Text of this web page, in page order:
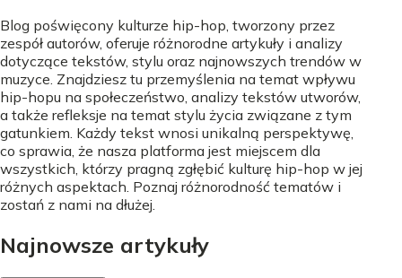
Blog poświęcony kulturze hip-hop, tworzony przez
zespół autorów, oferuje różnorodne artykuły i analizy
dotyczące tekstów, stylu oraz najnowszych trendów w
muzyce. Znajdziesz tu przemyślenia na temat wpływu
hip-hopu na społeczeństwo, analizy tekstów utworów,
a także refleksje na temat stylu życia związane z tym
gatunkiem. Każdy tekst wnosi unikalną perspektywę,
co sprawia, że nasza platforma jest miejscem dla
wszystkich, którzy pragną zgłębić kulturę hip-hop w jej
różnych aspektach. Poznaj różnorodność tematów i
zostań z nami na dłużej.
Najnowsze artykuły